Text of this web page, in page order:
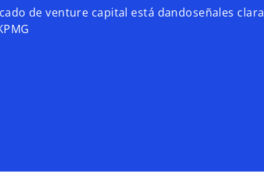
de venture capital está dandoseñales